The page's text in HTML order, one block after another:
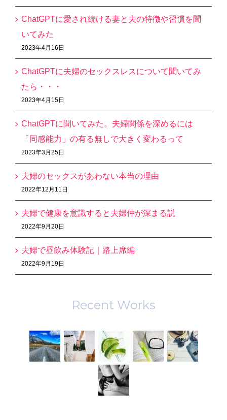
ChatGPTに愛され続ける妻と夫の特徴や習慣を聞
いてみた
2023年4月16日
ChatGPTに夫婦のセックスレスについて聞いてみ
たら・・・
2023年4月15日
ChatGPTに聞いてみた。夫婦関係を深めるには
「同感能力」の有る無しで大きく変わるって
2023年3月25日
夫婦のセックスがあわない本当の理由
2022年12月11日
夫婦で健康を意識すると夫婦仲が深まる説
2022年9月20日
夫婦で昼飲み体験記｜路上席編
2022年9月19日
Recent Works